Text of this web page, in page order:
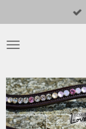
Hauptinhalt
springen